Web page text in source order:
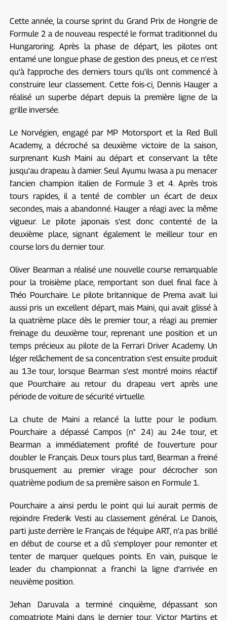
Cette année, la course sprint du Grand Prix de Hongrie de
Formule 2 a de nouveau respecté le format traditionnel du
Hungaroring. Après la phase de départ, les pilotes ont
entamé une longue phase de gestion des pneus, et ce n'est
qu'à l'approche des derniers tours qu'ils ont commencé à
construire leur classement. Cette fois-ci, Dennis Hauger a
réalisé un superbe départ depuis la première ligne de la
grille inversée.
Le Norvégien, engagé par MP Motorsport et la Red Bull
Academy, a décroché sa deuxième victoire de la saison,
surprenant Kush Maini au départ et conservant la tête
jusqu'au drapeau à damier. Seul Ayumu Iwasa a pu menacer
l'ancien champion italien de Formule 3 et 4. Après trois
tours rapides, il a tenté de combler un écart de deux
secondes, mais a abandonné. Hauger a réagi avec la même
vigueur. Le pilote japonais s'est donc contenté de la
deuxième place, signant également le meilleur tour en
course lors du dernier tour.
Oliver Bearman a réalisé une nouvelle course remarquable
pour la troisième place, remportant son duel final face à
Théo Pourchaire. Le pilote britannique de Prema avait lui
aussi pris un excellent départ, mais Maini, qui avait glissé à
la quatrième place dès le premier tour, a réagi au premier
freinage du deuxième tour, reprenant une position et un
temps précieux au pilote de la Ferrari Driver Academy. Un
léger relâchement de sa concentration s'est ensuite produit
au 13e tour, lorsque Bearman s'est montré moins réactif
que Pourchaire au retour du drapeau vert après une
période de voiture de sécurité virtuelle.
La chute de Maini a relancé la lutte pour le podium.
Pourchaire a dépassé Campos (n° 24) au 24e tour, et
Bearman a immédiatement profité de l'ouverture pour
doubler le Français. Deux tours plus tard, Bearman a freiné
brusquement au premier virage pour décrocher son
quatrième podium de sa première saison en Formule 1.
Pourchaire a ainsi perdu le point qui lui aurait permis de
rejoindre Frederik Vesti au classement général. Le Danois,
parti juste derrière le Français de l'équipe ART, n'a pas brillé
en début de course et a dû s'employer pour remonter et
tenter de marquer quelques points. En vain, puisque le
leader du championnat a franchi la ligne d'arrivée en
neuvième position.
Jehan Daruvala a terminé cinquième, dépassant son
compatriote Maini dans le dernier tour. Victor Martins et